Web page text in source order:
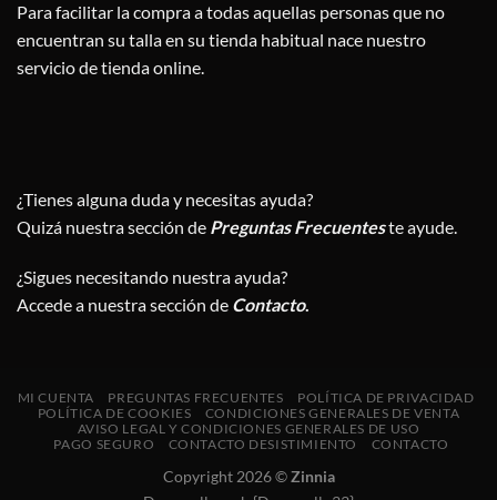
Para facilitar la compra a todas aquellas personas que no
encuentran su talla en su tienda habitual nace nuestro
servicio de tienda online.
¿Tienes alguna duda y necesitas ayuda?
Quizá nuestra sección de Preguntas Frecuenteste ayude.
¿Sigues necesitando nuestra ayuda?
Accede a nuestra sección de Contacto.
MI CUENTA PREGUNTAS FRECUENTES
POLÍTICA DE PRIVACIDAD
POLÍTICA DE COOKIES
CONDICIONES GENERALES DE VENTA
AVISO LEGAL Y CONDICIONES GENERALES DE USO
PAGO SEGURO
CONTACTO DESISTIMIENTO CONTACTO
Copyright 2026 ©Zinnia